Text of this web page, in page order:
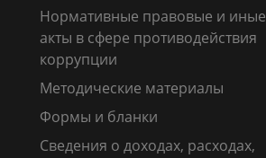
Нормативные правовые и иные
акты в сфере противодействия
коррупции
Методические материалы
Формы и бланки
Сведения о доходах, расходах,